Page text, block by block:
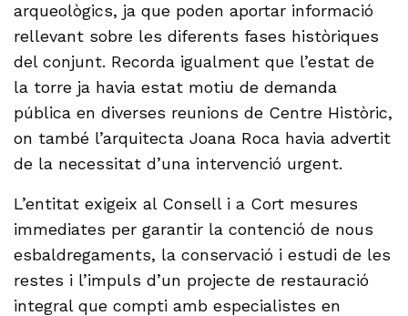
arqueològics, ja que poden aportar informació
rellevant sobre les diferents fases històriques
del conjunt. Recorda igualment que l’estat de
la torre ja havia estat motiu de demanda
pública en diverses reunions de Centre Històric,
on també l’arquitecta Joana Roca havia advertit
de la necessitat d’una intervenció urgent.
L’entitat exigeix al Consell i a Cort mesures
immediates per garantir la contenció de nous
esbaldregaments, la conservació i estudi de les
restes i l’impuls d’un projecte de restauració
integral que compti amb especialistes en